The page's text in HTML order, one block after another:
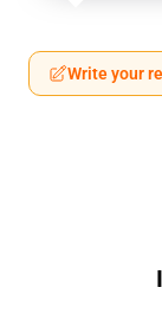
Write your